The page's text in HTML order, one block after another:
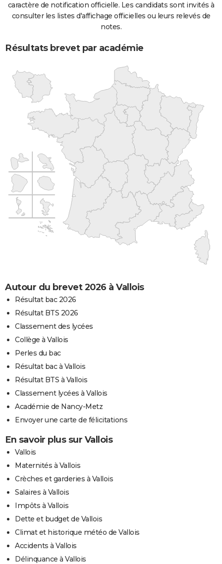
caractère de notification officielle. Les candidats sont invités à
consulter les listes d'affichage officielles ou leurs relevés de
notes.
Résultats brevet par académie
Autour du brevet 2026 à Vallois
Résultat bac 2026
Résultat BTS 2026
Classement des lycées
Collège à Vallois
Perles du bac
Résultat bac à Vallois
Résultat BTS à Vallois
Classement lycées à Vallois
Académie de Nancy-Metz
Envoyer une carte de félicitations
En savoir plus sur Vallois
Vallois
Maternités à Vallois
Crèches et garderies à Vallois
Salaires à Vallois
Impôts à Vallois
Dette et budget de Vallois
Climat et historique météo de Vallois
Accidents à Vallois
Délinquance à Vallois